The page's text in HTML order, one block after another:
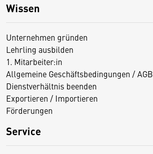
Wissen
Unternehmen gründen
Lehrling ausbilden
1. Mitarbeiter:in
Allgemeine Geschäftsbedingungen / AGB
Dienstverhältnis beenden
Exportieren / Importieren
Förderungen
Service